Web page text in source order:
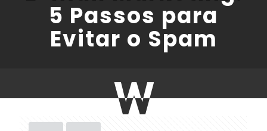
5 Passos para
Evitar o Spam